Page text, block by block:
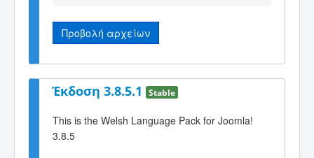
Προβολή αρχείων
Έκδοση 3.8.5.1 Stable
This is the Welsh Language Pack for Joomla!
3.8.5